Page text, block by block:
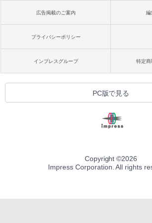
広告掲載のご案内 編
プライバシーポリシー
インプレスグループ 特定商
PC版で見る
Copyright ©2026
Impress Corporation. All rights